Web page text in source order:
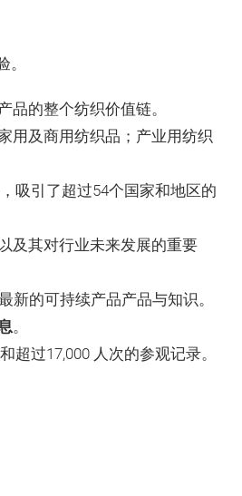
品的整个纺织价值链。
用及商用纺织品；产业用纺织
吸引了超过54个国家和地区的
及其对行业未来发展的重要
新的可持续产品产品与知识。
。
超过17,000 人次的参观记录。